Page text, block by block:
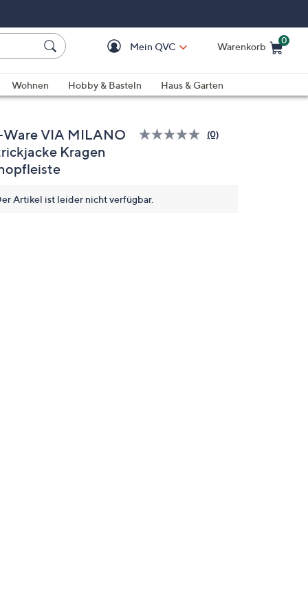
Mein QVC Warenkorb
0
Wohnen Hobby & Basteln
Haus & Garten
Ware VIA MILANO
Kragen
Bisher
(0)
Artikel ist leider nicht verfügbar.